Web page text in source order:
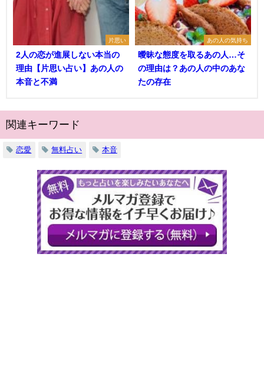
片思い
2人の恋が進展しない本当の
理由【片思い占い】あの人の
本音と不満
あの人の気持ち
曖昧な態度を取るあの人…そ
の理由は？あの人の中のあな
たの存在
関連キーワード
恋愛 無料占い 本音